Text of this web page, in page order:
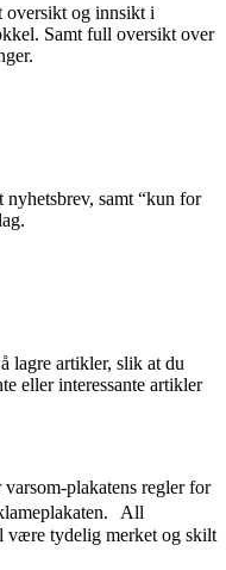
oversikt og innsikt i
Samt full oversikt over
samt “kun for
lagre artikler, slik at du
eller interessante artikler
plakatens regler for
All
være tydelig merket og skilt